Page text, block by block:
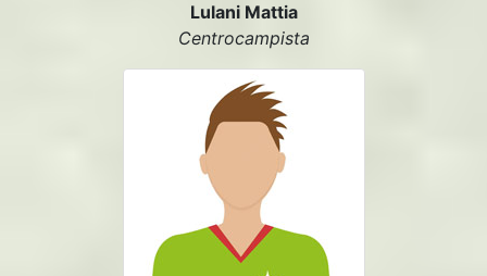
Lulani Mattia
Centrocampista